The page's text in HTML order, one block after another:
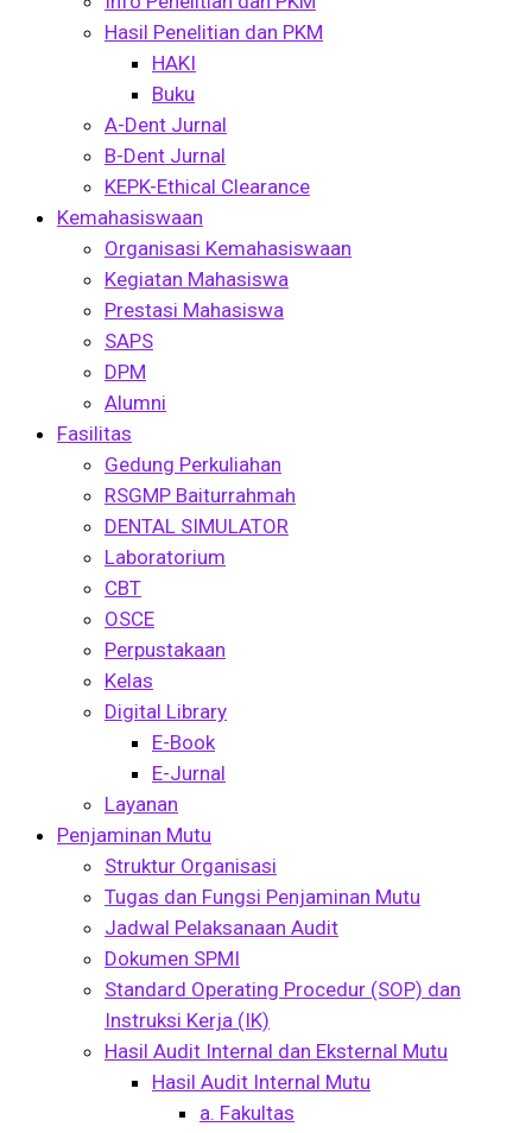
Hasil Penelitian dan PKM
HAKI
Buku
A-Dent Jurnal
B-Dent Jurnal
KEPK-Ethical Clearance
Kemahasiswaan
Organisasi Kemahasiswaan
Kegiatan Mahasiswa
Prestasi Mahasiswa
SAPS
DPM
Alumni
Fasilitas
Gedung Perkuliahan
RSGMP Baiturrahmah
DENTAL SIMULATOR
Laboratorium
CBT
OSCE
Perpustakaan
Kelas
Digital Library
E-Book
E-Jurnal
Layanan
Penjaminan Mutu
Struktur Organisasi
Tugas dan Fungsi Penjaminan Mutu
Jadwal Pelaksanaan Audit
Dokumen SPMI
Standard Operating Procedur (SOP) dan
Instruksi Kerja (IK)
Hasil Audit Internal dan Eksternal Mutu
Hasil Audit Internal Mutu
a. Fakultas